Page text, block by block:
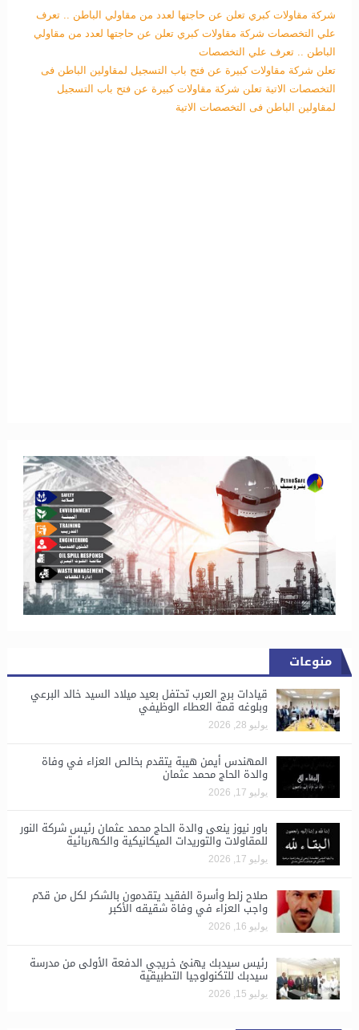
شركة مقاولات كبري تعلن عن حاجتها لعدد من مقاولي الباطن .. تعرف
علي التخصصات شركة مقاولات كبري تعلن عن حاجتها لعدد من مقاولي
الباطن .. تعرف علي التخصصات
تعلن شركة مقاولات كبيرة عن فتح باب التسجيل لمقاولين الباطن فى
التخصصات الاتية تعلن شركة مقاولات كبيرة عن فتح باب التسجيل
لمقاولين الباطن فى التخصصات الاتية
منوعات
قيادات برج العرب تحتفل بعيد ميلاد السيد خالد البرعي
وبلوغه قمة العطاء الوظيفي
يوليو 28, 2026
المهندس أيمن هيبة يتقدم بخالص العزاء في وفاة
والدة الحاج محمد عثمان
يوليو 17, 2026
باور نيوز ينعى والدة الحاج محمد عثمان رئيس شركة النور
للمقاولات والتوريدات الميكانيكية والكهربائية
يوليو 17, 2026
صلاح زلط وأسرة الفقيد يتقدمون بالشكر لكل من قدّم
واجب العزاء في وفاة شقيقه الأكبر
يوليو 16, 2026
رئيس سيدبك يهنئ خريجي الدفعة الأولى من مدرسة
سيدبك للتكنولوجيا التطبيقية
يوليو 15, 2026